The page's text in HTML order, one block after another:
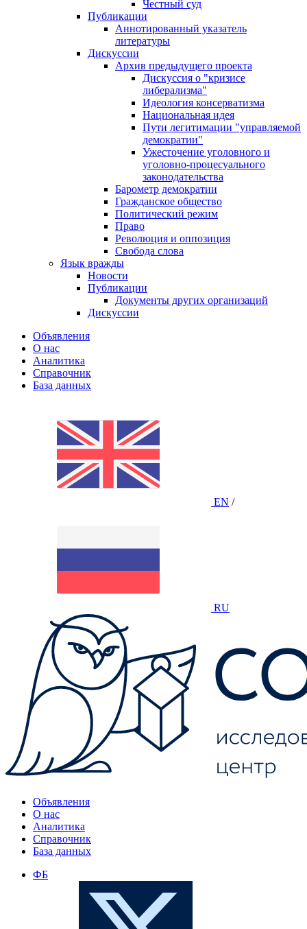
Честный суд
Публикации
Аннотированный указатель
литературы
Дискуссии
Архив предыдущего проекта
Дискуссия о "кризисе
либерализма"
Идеология консерватизма
Национальная идея
Пути легитимации "управляемой
демократии"
Ужесточение уголовного и
уголовно-процесуального
законодательства
Барометр демократии
Гражданское общество
Политический режим
Право
Революция и оппозиция
Свобода слова
Язык вражды
Новости
Публикации
Документы других организаций
Дискуссии
Объявления
О нас
Аналитика
Справочник
База данных
EN /
RU
Объявления
О нас
Аналитика
Справочник
База данных
ФБ